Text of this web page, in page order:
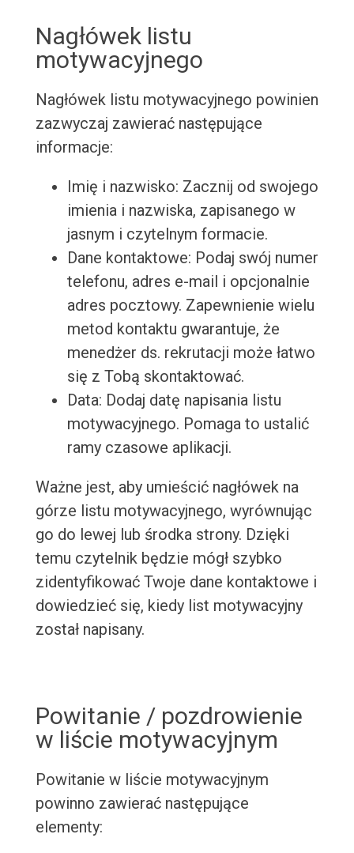
Nagłówek listu
motywacyjnego
Nagłówek listu motywacyjnego powinien
zazwyczaj zawierać następujące
informacje:
Imię i nazwisko: Zacznij od swojego
imienia i nazwiska, zapisanego w
jasnym i czytelnym formacie.
Dane kontaktowe: Podaj swój numer
telefonu, adres e-mail i opcjonalnie
adres pocztowy. Zapewnienie wielu
metod kontaktu gwarantuje, że
menedżer ds. rekrutacji może łatwo
się z Tobą skontaktować.
Data: Dodaj datę napisania listu
motywacyjnego. Pomaga to ustalić
ramy czasowe aplikacji.
Ważne jest, aby umieścić nagłówek na
górze listu motywacyjnego, wyrównując
go do lewej lub środka strony. Dzięki
temu czytelnik będzie mógł szybko
zidentyfikować Twoje dane kontaktowe i
dowiedzieć się, kiedy list motywacyjny
został napisany.
Powitanie / pozdrowienie
w liście motywacyjnym
Powitanie w liście motywacyjnym
powinno zawierać następujące
elementy: